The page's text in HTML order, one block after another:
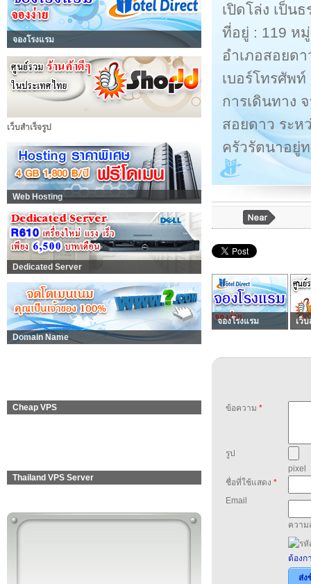
จองโรงแรม
เว็บสำเร็จรูป
Web Hosting
Dedicated Server
Domain Name
Cheap VPS
Thailand VPS Server
เปิดโล่ง เป็น
ที่อยู่ : 119 ห
อำเภอสอยด
เบอร์โทรศัพท์
การเดินทาง
สอยดาว ระห
ครัวรัตนาอยู่
จองโรงแรม เว็
ข้อความ *
รูป
pixel
ชื่อที่ใช้แสดง *
Email
ความ
ต้องก
ส่ง